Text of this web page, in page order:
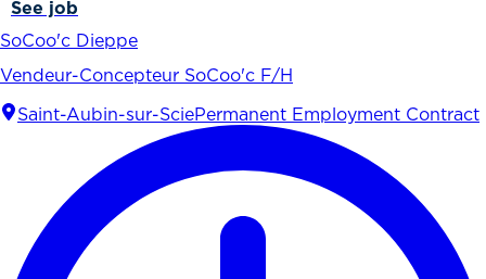
See job
SoCoo'c Dieppe
Vendeur-Concepteur SoCoo'c F/H
Saint-Aubin-sur-SciePermanent Employment Contract